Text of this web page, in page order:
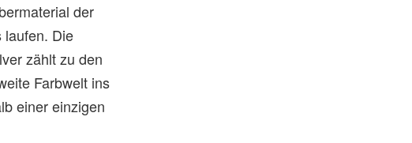
der
laufen. Die
zählt zu den
Farbwelt ins
einer einzigen